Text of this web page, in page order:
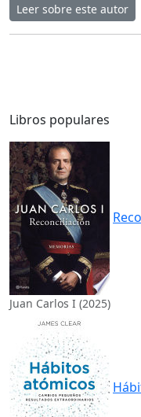
Leer sobre este autor
Libros populares
Juan Carlos I (2025)